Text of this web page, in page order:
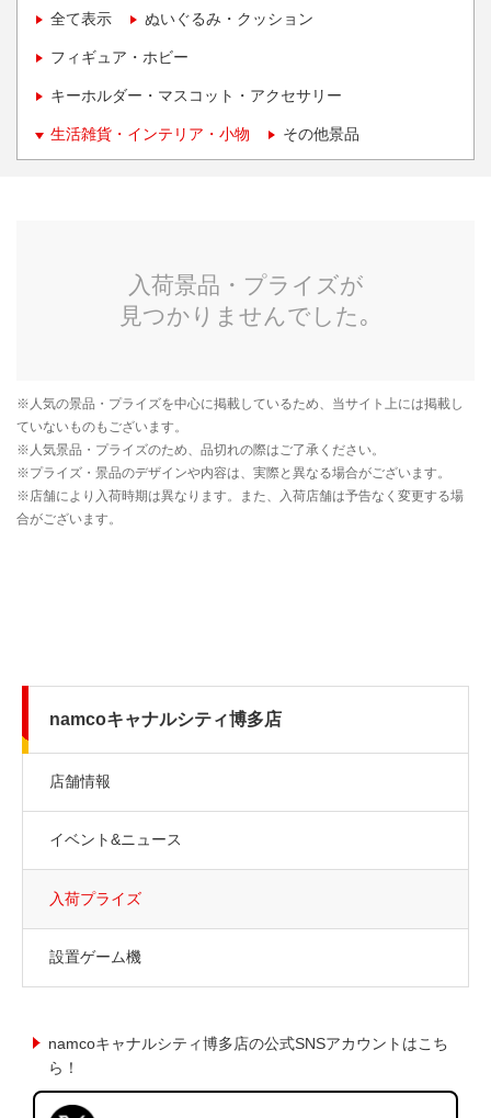
全て表示 ぬいぐるみ・クッション
フィギュア・ホビー
キーホルダー・マスコット・アクセサリー
生活雑貨・インテリア・小物 その他景品
namcoキャナルシティ博多店
店舗情報
イベント&ニュース
入荷プライズ
設置ゲーム機
namcoキャナルシティ博多店の公式SNSアカウントはこち
ら！